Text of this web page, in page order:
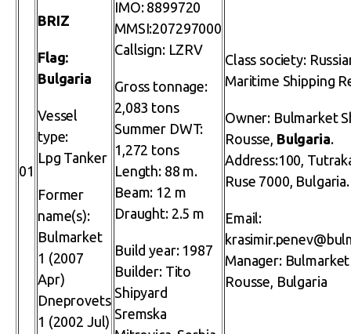
01
BRIZ
Flag:
Bulgaria
Vessel
type:
Lpg Tanker
Former
name(s):
Bulmarket
1 (2007
Apr)
Dneprovets
1 (2002 Jul)
IMO: 8899720
MMSI:207297000
Callsign: LZRV
Gross tonnage:
2,083 tons
Summer DWT:
1,272 tons
Length: 88 m.
Beam: 12 m
Draught: 2.5 m
Build year: 1987
Builder: Tito
Shipyard
Sremska
Class society:
Maritime Shipping
Owner: Bulmarket
Rousse, Bulgaria.
Address:100,
Ruse 7000, Bulgaria.
Email:
Manager:
Rousse, Bulgaria